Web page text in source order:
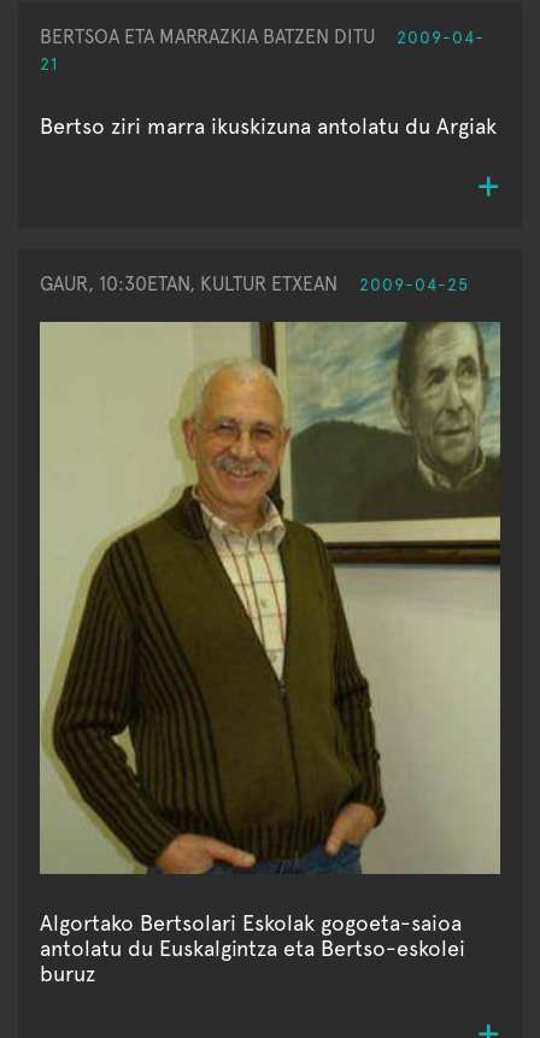
BERTSOA ETA MARRAZKIA BATZEN DITU
2009-04-
21
Bertso ziri marra ikuskizuna antolatu du Argiak
GAUR, 10:30ETAN, KULTUR ETXEAN 2009-04-25
Algortako Bertsolari Eskolak gogoeta-saioa
antolatu du Euskalgintza eta Bertso-eskolei
buruz